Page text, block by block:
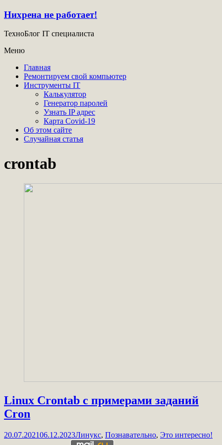
Нихрена не работает!
ТехноБлог IT специалиста
Меню
Главная
Ремонтируем свой компьютер
Инструменты IT
Калькулятор
Генератор паролей
Узнать IP адрес
Карта Covid-19
Об этом сайте
Случайная статья
crontab
Linux Crontab с примерами заданий
Cron
20.07.202106.12.2023Линукс, Познавательно, Это интересно!